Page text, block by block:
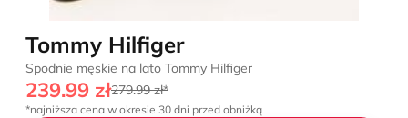
Tommy Hilfiger
Spodnie męskie na lato Tommy Hilfiger
239.99 zł279.99 zł*
*najniższa cena w okresie 30 dni przed obniżką